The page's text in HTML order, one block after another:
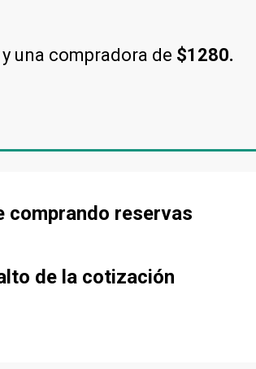
y una compradora de $1280.
comprando reservas
de la cotización